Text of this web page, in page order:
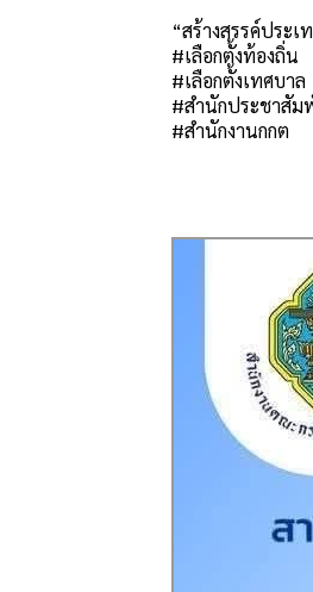
“สร้างสรรค์ประ
#เลือกตั้งท้องถิ่น
#เลือกตั้งเทศบาล
#สำนักประชาสัม
#สำนักงานกกต